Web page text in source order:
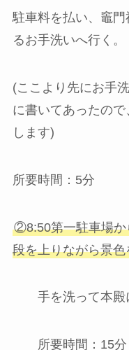
駐車料を払い、竈
るお手洗いへ行く。
(ここより先にお手
に書いてあったの
します)
所要時間：5分
②8:50第一駐車場か
段を上りながら景
手を洗って本殿
所要時間：15分